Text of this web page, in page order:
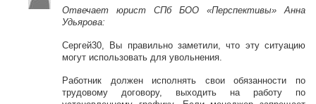
Отвечает юрист СПб БОО «Перспективы» Анна
Удьярова:
Сергей30, Вы правильно заметили, что эту ситуацию
могут использовать для увольнения.
Работник должен исполнять свои обязанности по
трудовому договору, выходить на работу по